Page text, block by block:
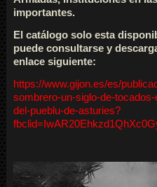
importantes.
El catálogo solo esta
puede consultarse y
enlace siguiente:
https://www.gijon.es/es/
sombrero-un-siglo-de-
del-pueblu-de-asturies?